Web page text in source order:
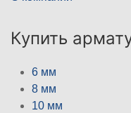
Купить
6 мм
8 мм
10 мм